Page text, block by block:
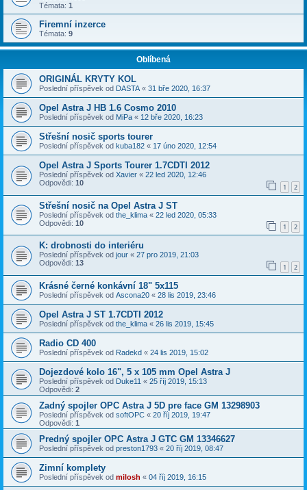
Témata: 1
Firemní inzerce
Témata: 9
Oblíbená
ORIGINÁL KRYTY KOL
Poslední příspěvek od DASTA « 31 bře 2020, 16:37
Opel Astra J HB 1.6 Cosmo 2010
Poslední příspěvek od MiPa « 12 bře 2020, 16:23
Střešní nosič sports tourer
Poslední příspěvek od kuba182 « 17 úno 2020, 12:54
Opel Astra J Sports Tourer 1.7CDTI 2012
Poslední příspěvek od Xavier « 22 led 2020, 12:46
Odpovědi: 10 1 2
Střešní nosič na Opel Astra J ST
Poslední příspěvek od the_klima « 22 led 2020, 05:33
Odpovědi: 10 1 2
K: drobnosti do interiéru
Poslední příspěvek od jour « 27 pro 2019, 21:03
Odpovědi: 13 1 2
Krásné černé konkávní 18" 5x115
Poslední příspěvek od Ascona20 « 28 lis 2019, 23:46
Opel Astra J ST 1.7CDTI 2012
Poslední příspěvek od the_klima « 26 lis 2019, 15:45
Radio CD 400
Poslední příspěvek od Radekd « 24 lis 2019, 15:02
Dojezdové kolo 16", 5 x 105 mm Opel Astra J
Poslední příspěvek od Duke11 « 25 říj 2019, 15:13
Odpovědi: 2
Zadný spojler OPC Astra J 5D pre face GM 13298903
Poslední příspěvek od softOPC « 20 říj 2019, 19:47
Odpovědi: 1
Predný spojler OPC Astra J GTC GM 13346627
Poslední příspěvek od preston1793 « 20 říj 2019, 08:47
Zimní komplety
Poslední příspěvek od milosh « 04 říj 2019, 16:15